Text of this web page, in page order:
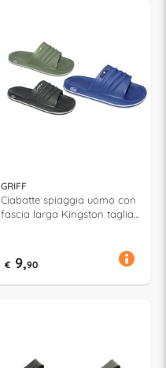
GRIFF
Ciabatte spiaggia uomo con
fascia larga Kingston taglia
€ 9,90